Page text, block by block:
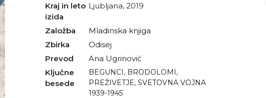
Kraj in leto
izida
Ljubljana, 2019
Založba
Mladinska knjiga
Zbirka
Odisej
Prevod
Ana Ugrinović
Ključne
besede
BEGUNCI, BRODOLOMI,
PREŽIVETJE, SVETOVNA VOJNA
1939-1945